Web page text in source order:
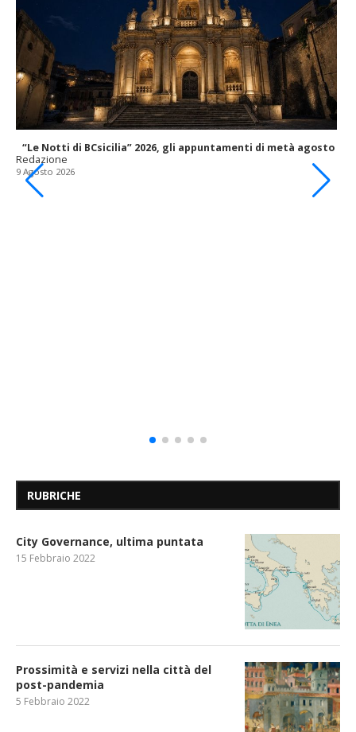
“Le Notti di BCsicilia” 2026, gli appuntamenti di metà agosto
Redazione
9 Agosto 2026
RUBRICHE
City Governance, ultima puntata
15 Febbraio 2022
Prossimità e servizi nella città del
post-pandemia
5 Febbraio 2022